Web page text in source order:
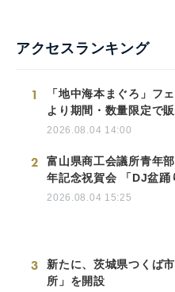
アクセスランキング
1
「地中海本まぐろ」フ
より期間・数量限定で
2026.08.04 14:00
2
富山県商工会議所青年
年記念祝賀会 「DJ盆踊
2026.08.04 15:25
3
新たに、茨城県つくば
所」を開設